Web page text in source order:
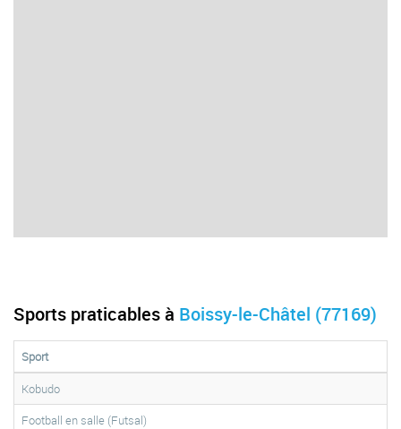
Sports praticables à Boissy-le-Châtel (77169)
Sport
Kobudo
Football en salle (Futsal)